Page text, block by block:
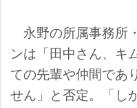
永野の所属事務所
ンは「田中さん、キ
ての先輩や仲間であ
せん」と否定。「し